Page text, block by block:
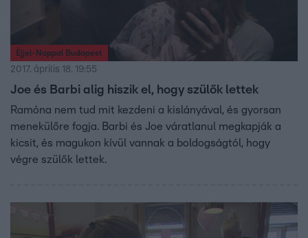
Éjjel-Nappal Budapest
2017. április 18. 19:55
Joe és Barbi alig hiszik el, hogy szülők lettek
Ramóna nem tud mit kezdeni a kislányával, és gyorsan
menekülőre fogja. Barbi és Joe váratlanul megkapják a
kicsit, és magukon kívül vannak a boldogságtól, hogy
végre szülők lettek.